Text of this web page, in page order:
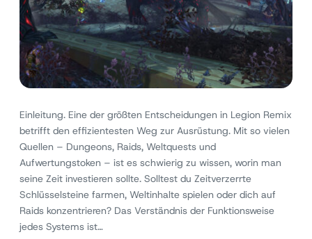
Einleitung. Eine der größten Entscheidungen in Legion Remix
betrifft den effizientesten Weg zur Ausrüstung. Mit so vielen
Quellen – Dungeons, Raids, Weltquests und
Aufwertungstoken – ist es schwierig zu wissen, worin man
seine Zeit investieren sollte. Solltest du Zeitverzerrte
Schlüsselsteine farmen, Weltinhalte spielen oder dich auf
Raids konzentrieren? Das Verständnis der Funktionsweise
jedes Systems ist…